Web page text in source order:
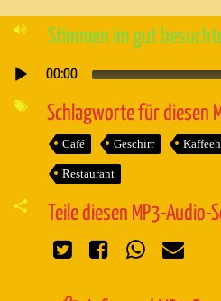
Stimmen im gut
Audio-
00:00
Schlagworte für diesen
Café Geschirr
Restaurant
Teile diesen MP3-Audio-